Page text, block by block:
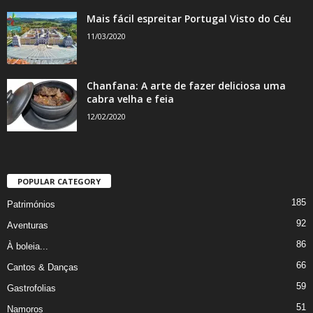
Mais fácil espreitar Portugal Visto do Céu
11/03/2020
Chanfana: A arte de fazer deliciosa uma
cabra velha e feia
12/02/2020
POPULAR CATEGORY
Patrimónios 185
Aventuras 92
À boleia... 86
Cantos & Danças 66
Gastrofolias 59
Namoros 51